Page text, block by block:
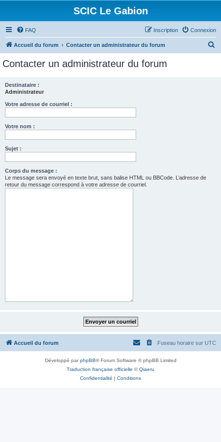
SCIC Le Gabion
FAQ Connexion
Inscription
Accueil du forum Contacter un administrateur du forum
Contacter un administrateur du forum
Destinataire :
Administrateur
Votre adresse de courriel :
Votre nom :
Sujet :
Corps du message :
Le message sera envoyé en texte brut, sans balise HTML ou BBCode. L’adresse de
retour du message correspond à votre adresse de courriel.
Accueil du forum Fuseau horaire sur UTC
Développé parphpBB® Forum Software © phpBB Limited
Traduction française officielle ©Qiaeru
Confidentialité | Conditions